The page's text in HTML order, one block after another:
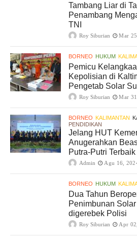
Tambang Liar di
Penambang
TNI
Roy Siburian Mar
BORNEO HUKUM
Pemicu
Kepolisian di
Pengetab Solar
Roy Siburian Mar
BORNEO KALIMANTAN
PENDIDIKAN
Jelang HUT
Anugerahkan
Putra-Putri
Admin Agu 16,
BORNEO HUKUM
Dua Tahun
Penimbunan
digerebek Polisi
Roy Siburian Apr